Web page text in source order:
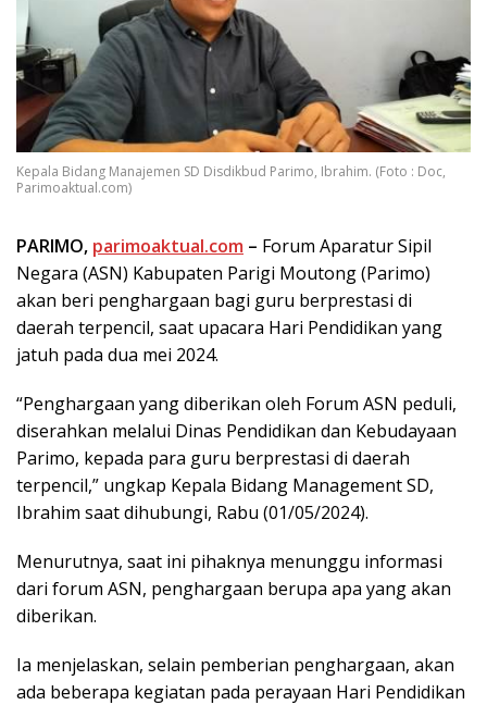
Kepala Bidang Manajemen SD Disdikbud Parimo, Ibrahim. (Foto : Doc,
Parimoaktual.com)
PARIMO, parimoaktual.com – Forum Aparatur Sipil
Negara (ASN) Kabupaten Parigi Moutong (Parimo)
akan beri penghargaan bagi guru berprestasi di
daerah terpencil, saat upacara Hari Pendidikan yang
jatuh pada dua mei 2024.
“Penghargaan yang diberikan oleh Forum ASN peduli,
diserahkan melalui Dinas Pendidikan dan Kebudayaan
Parimo, kepada para guru berprestasi di daerah
terpencil,” ungkap Kepala Bidang Management SD,
Ibrahim saat dihubungi, Rabu (01/05/2024).
Menurutnya, saat ini pihaknya menunggu informasi
dari forum ASN, penghargaan berupa apa yang akan
diberikan.
Ia menjelaskan, selain pemberian penghargaan, akan
ada beberapa kegiatan pada perayaan Hari Pendidikan